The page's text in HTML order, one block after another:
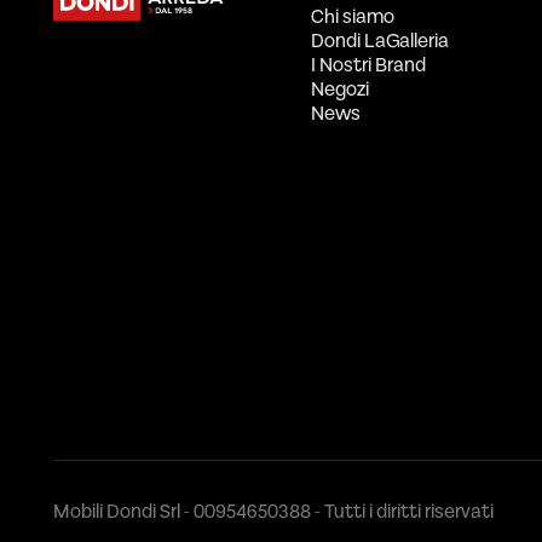
Chi siamo
Dondi LaGalleria
I Nostri Brand
Negozi
News
Mobili Dondi Srl - 00954650388 - Tutti i diritti riservati